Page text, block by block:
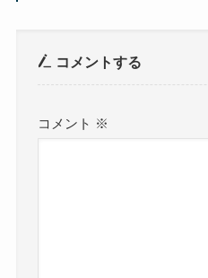
コメントする
コメント ※